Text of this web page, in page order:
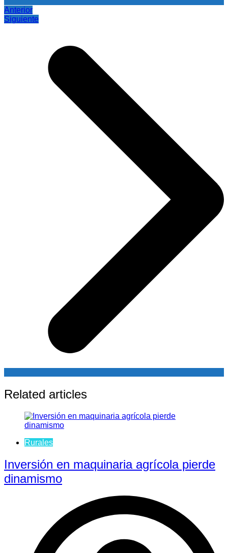
Anterior
Siguiente
Related articles
Rurales
Inversión en maquinaria agrícola pierde
dinamismo